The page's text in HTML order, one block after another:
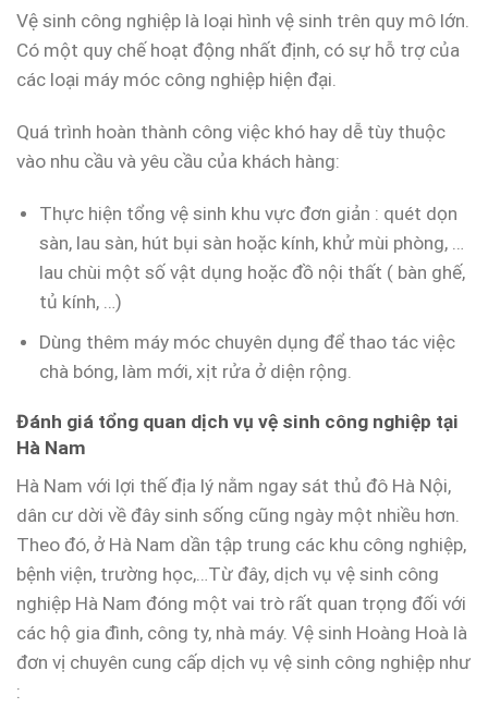
Vệ sinh công nghiệp là loại hình vệ sinh trên quy mô lớn.
Có một quy chế hoạt động nhất định, có sự hỗ trợ của
các loại máy móc công nghiệp hiện đại.
Quá trình hoàn thành công việc khó hay dễ tùy thuộc
vào nhu cầu và yêu cầu của khách hàng:
Thực hiện tổng vệ sinh khu vực đơn giản : quét dọn
sàn, lau sàn, hút bụi sàn hoặc kính, khử mùi phòng, …
lau chùi một số vật dụng hoặc đồ nội thất ( bàn ghế,
tủ kính, …)
Dùng thêm máy móc chuyên dụng để thao tác việc
chà bóng, làm mới, xịt rửa ở diện rộng.
Đánh giá tổng quan dịch vụ vệ sinh công nghiệp tại
Hà Nam
Hà Nam với lợi thế địa lý nằm ngay sát thủ đô Hà Nội,
dân cư dời về đây sinh sống cũng ngày một nhiều hơn.
Theo đó, ở Hà Nam dần tập trung các khu công nghiệp,
bệnh viện, trường học,…Từ đây, dịch vụ vệ sinh công
nghiệp Hà Nam đóng một vai trò rất quan trọng đối với
các hộ gia đình, công ty, nhà máy. Vệ sinh Hoàng Hoà là
đơn vị chuyên cung cấp dịch vụ vệ sinh công nghiệp như
: